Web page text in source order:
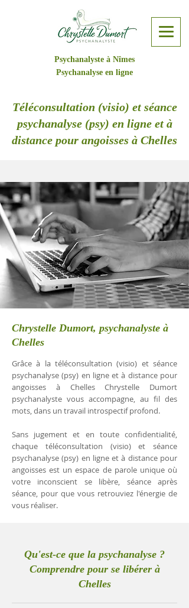
Psychanalyste à Nîmes
Psychanalyse en ligne
Téléconsultation (visio) et séance
psychanalyse (psy) en ligne et à
distance pour angoisses à Chelles
Chrystelle Dumort, psychanalyste à
Chelles
Grâce à la téléconsultation (visio) et séance
psychanalyse (psy) en ligne et à distance pour
angoisses à Chelles Chrystelle Dumort
psychanalyste vous accompagne, au fil des
mots, dans un travail introspectif profond.
Sans jugement et en toute confidentialité,
chaque téléconsultation (visio) et séance
psychanalyse (psy) en ligne et à distance pour
angoisses est un espace de parole unique où
votre inconscient se libère, séance après
séance, pour que vous retrouviez l'énergie de
vous réaliser.
Qu'est-ce que la psychanalyse ?
Comprendre pour se libérer à
Chelles